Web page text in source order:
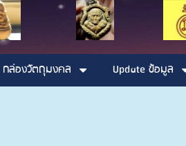
กล่องวัตถุมงคล Update ข้อมูล